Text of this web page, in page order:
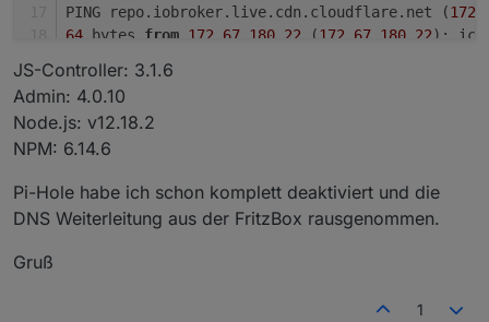
PING repo.iobroker.live.cdn.cloudflare.net (
64 bytes from 172.67 .180 .22 (172.67 .180 .22):
64 bytes from
64 bytes
64 bytes from
64 bytes
64 bytes from 172.67.180.22 (172.67.180.22):
64 bytes from 172.67.180.22 (172.67.180.22):
22.225/23.844
JS-Controller: 3.1.6
Admin: 4.0.10
Node.js: v12.18.2
NPM: 6.14.6
Pi-Hole habe ich schon komplett deaktiviert und die
DNS Weiterleitung aus der FritzBox rausgenommen.
Gruß
1